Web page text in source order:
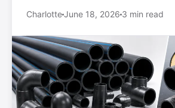
CharlotteJune 18, 2026 3 min read